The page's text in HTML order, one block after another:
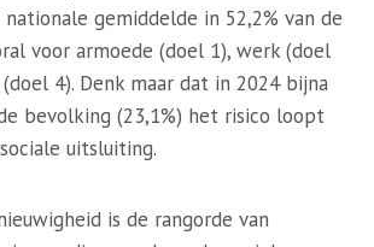
gemiddelde in 52,2% van de
voor armoede (doel 1), werk (doel
4). Denk maar dat in 2024 bijna
bevolking (23,1%) het risico loopt
uitsluiting.
is de rangorde van